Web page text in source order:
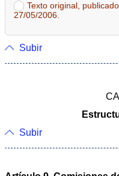
Texto original,
27/05/2006.
Subir
Subir